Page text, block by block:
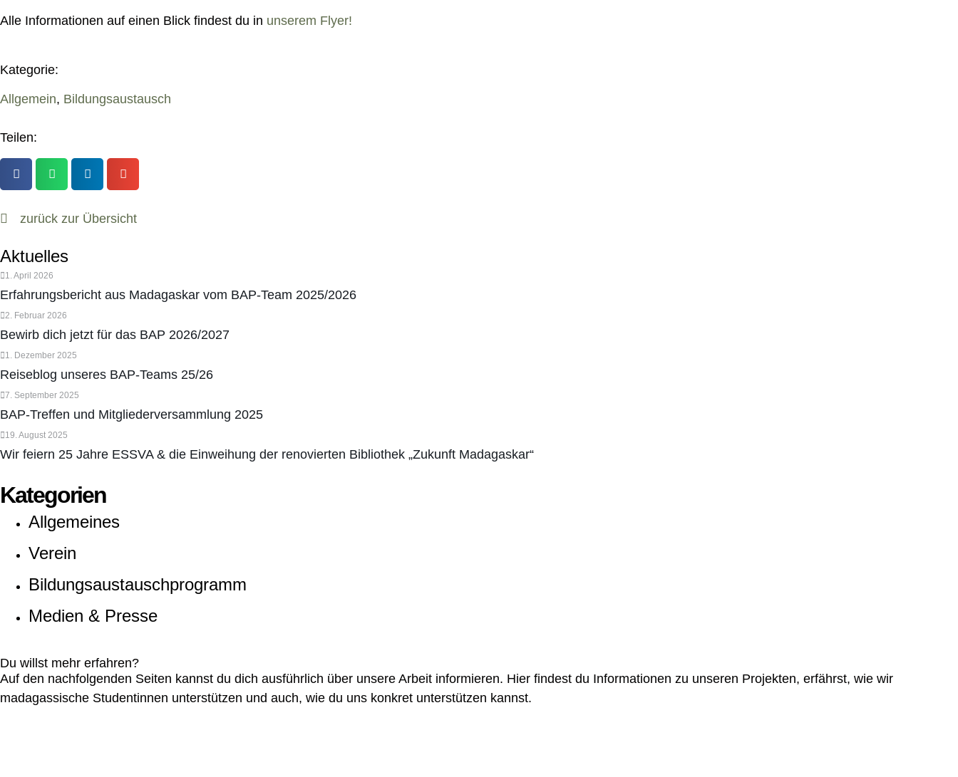
Alle Informationen auf einen Blick findest du in unserem Flyer!
Kategorie:
Allgemein, Bildungsaustausch
Teilen:
zurück zur Übersicht
Aktuelles
1. April 2026
Erfahrungsbericht aus Madagaskar vom BAP-Team 2025/2026
2. Februar 2026
Bewirb dich jetzt für das BAP 2026/2027
1. Dezember 2025
Reiseblog unseres BAP-Teams 25/26
7. September 2025
BAP-Treffen und Mitgliederversammlung 2025
19. August 2025
Wir feiern 25 Jahre ESSVA & die Einweihung der renovierten Bibliothek „Zukunft Madagaskar“
Kategorien
Allgemeines
Verein
Bildungsaustauschprogramm
Medien & Presse
Du willst mehr erfahren?
Auf den nachfolgenden Seiten kannst du dich ausführlich über unsere Arbeit informieren. Hier findest du Informationen zu unseren Projekten, erfährst, wie wir
madagassische Studentinnen unterstützen und auch, wie du uns konkret unterstützen kannst.